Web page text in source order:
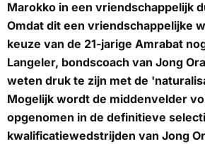
Marokko in een vriendschappelijk
Omdat dit een vriendschappelijke
keuze van de 21-jarige Amrabat
Langeler, bondscoach van Jong
weten druk te zijn met de
Mogelijk wordt de middenvelder
opgenomen in de definitieve
kwalificatiewedstrijden van Jong